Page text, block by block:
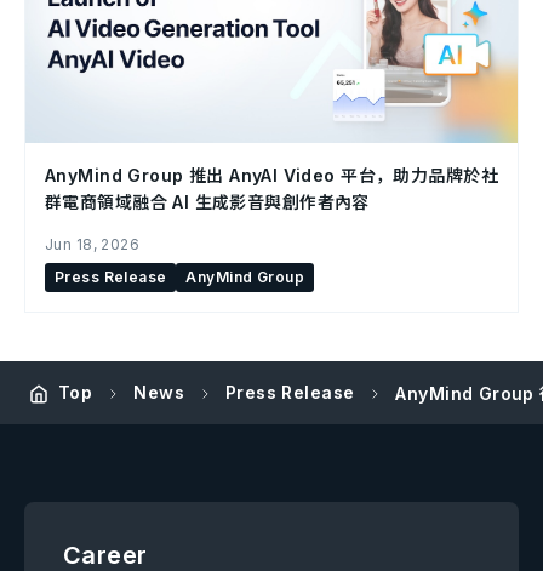
AnyMind Group 推出 AnyAI Video 平台，助力品牌於社
群電商領域融合 AI 生成影音與創作者內容
Jun 18, 2026
Press Release
AnyMind Group
Top News Press Release AnyMind Group
Career